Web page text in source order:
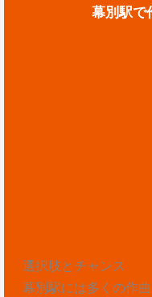
幕別駅で
選択肢とチャンス
幕別駅には多くの作